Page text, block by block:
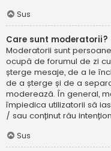
Sus
Care sunt moderatorii?
Moderatorii sunt
ocupă de forumul de zi
șterge mesaje, de a le
de a șterge și de a
moderează. În general,
împiedica utilizatorii să
/ sau conținut rău
Sus